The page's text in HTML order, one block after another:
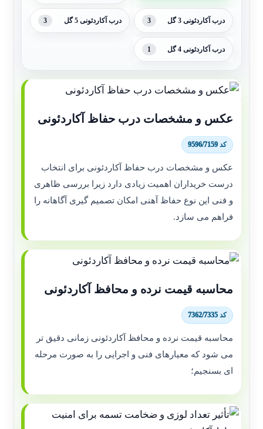
درب آکاردئونی 3 گل 3 درب آکاردئونی 5 گل 3
درب آکاردئونی 4 گل 1
عکس و مشخصات درب حفاظ آکاردئونی
کد 9596/7159
عکس و مشخصات درب حفاظ آکاردئونی برای انتخاب
درست خریداران اهمیت زیادی دارد زیرا بررسی ظاهری
و فنی این نوع حفاظ آهنی امکان تصمیم گیری آگاهانه را
فراهم می سازد.
محاسبه قیمت نرده و محافظ آکاردئونی
کد 7362/7335
محاسبه قیمت نرده و محافظ آکاردئونی زمانی دقیق تر
می شود که معیارهای فنی و اجرایی را به صورت مرحله
ای بسنجیم؛